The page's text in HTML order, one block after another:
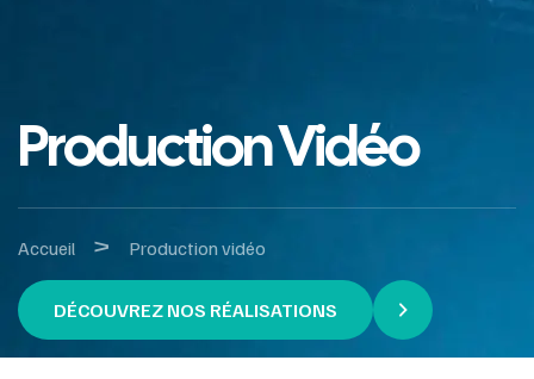
Production Vidéo
Accueil > Production vidéo
DÉCOUVREZ NOS RÉALISATIONS